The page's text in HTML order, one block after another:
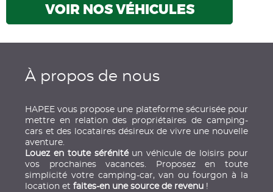
VOIR NOS VÉHICULES
À propos de nous
HAPEE vous propose une plateforme sécurisée pour
mettre en relation des propriétaires de camping-
cars et des locataires désireux de vivre une nouvelle
aventure.
Louez en toute sérénitéun véhicule de loisirs pour
vos prochaines vacances. Proposez en toute
simplicité votre camping-car, van ou fourgon à la
location etfaites-en une source de revenu !